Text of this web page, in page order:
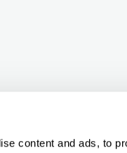
content and ads, to